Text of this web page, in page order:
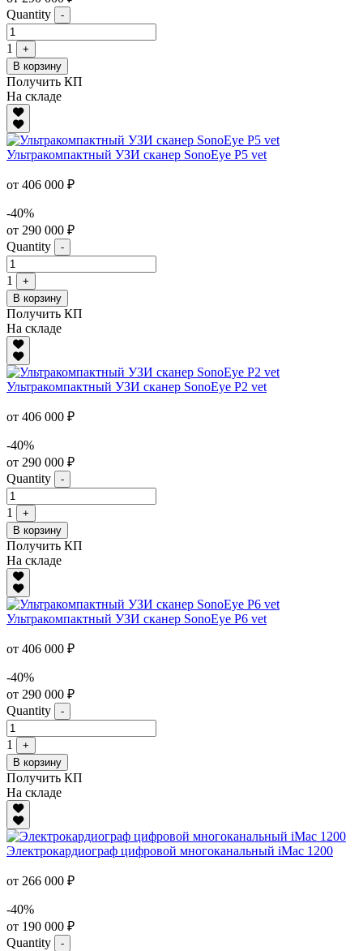
Quantity
-
1
+
В корзину
Получить КП
На складе
Ультракомпактный УЗИ сканер SonoEye P5 vet
от 406 000 ₽
-40%
от 290 000 ₽
Quantity
-
1
+
В корзину
Получить КП
На складе
Ультракомпактный УЗИ сканер SonoEye P2 vet
от 406 000 ₽
-40%
от 290 000 ₽
Quantity
-
1
+
В корзину
Получить КП
На складе
Ультракомпактный УЗИ сканер SonoEye P6 vet
от 406 000 ₽
-40%
от 290 000 ₽
Quantity
-
1
+
В корзину
Получить КП
На складе
Электрокардиограф цифровой многоканальный iMac 1200
от 266 000 ₽
-40%
от 190 000 ₽
Quantity
-